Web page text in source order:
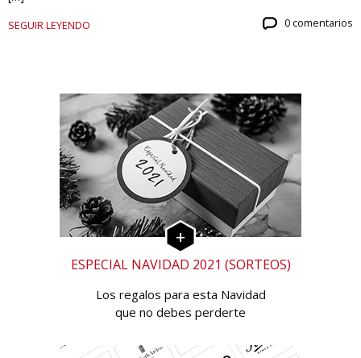
SEGUIR LEYENDO 0 comentarios
ESPECIAL NAVIDAD 2021 (SORTEOS)
Los regalos para esta Navidad
que no debes perderte